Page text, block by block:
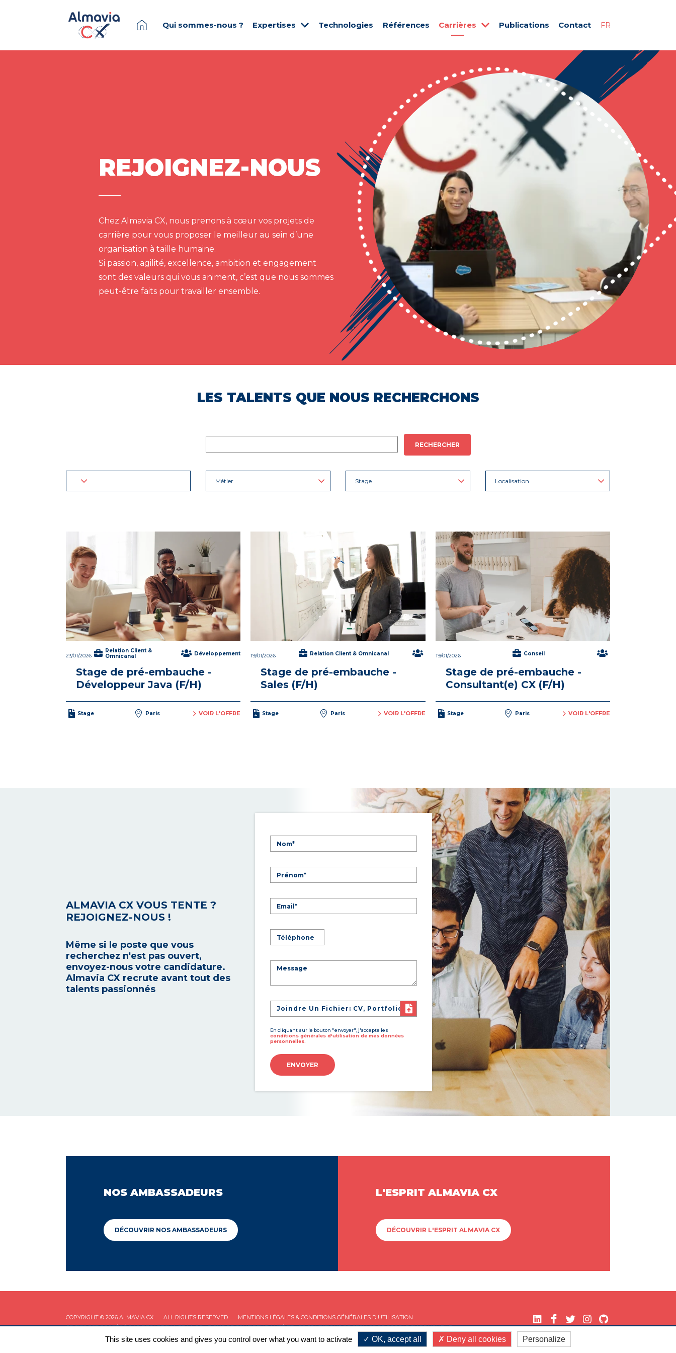
Qui sommes-nous ? Expertises Technologies Références Carrières Publications Contact FR
REJOIGNEZ-NOUS
Chez Almavia CX, nous prenons à cœur vos projets de
carrière pour vous proposer le meilleur au sein d’une
organisation à taille humaine.
Si passion, agilité, excellence, ambition et engagement
sont des valeurs qui vous animent, c’est que nous sommes
peut-être faits pour travailler ensemble.
LES TALENTS QUE NOUS RECHERCHONS
RECHERCHER
Métier Stage Localisation
23/01/2026
Relation Client &
Omnicanal
Développement
Stage de pré-embauche -
Développeur Java (F/H)
Stage Paris VOIR L'OFFRE
19/01/2026 Relation Client & Omnicanal
Stage de pré-embauche -
Sales (F/H)
Stage Paris VOIR L'OFFRE
19/01/2026 Conseil
Stage de pré-embauche -
Consultant(e) CX (F/H)
Stage Paris VOIR L'OFFRE
ALMAVIA CX VOUS TENTE ?
REJOIGNEZ-NOUS !
Même si le poste que vous
recherchez n'est pas ouvert,
envoyez-nous votre candidature.
Almavia CX recrute avant tout des
talents passionnés
Joindre Un Fichier: CV, Portfolio
En cliquant sur le bouton "envoyer", j'accepte les
conditions générales d'utilisation de mes données
personnelles.
ENVOYER
NOS AMBASSADEURS
DÉCOUVRIR NOS AMBASSADEURS
L'ESPRIT ALMAVIA CX
DÉCOUVRIR L'ESPRIT ALMAVIA CX
COPYRIGHT © 2026 ALMAVIA CX ALL RIGHTS RESERVED
MENTIONS LÉGALES & CONDITIONS GÉNÉRALES D'UTILISATION
CE SITE EST PROTÉGÉ PAR RECAPTCHA ET LAPOLITIQUE DE CONFIDENTIALITÉET LESCONDITIONS DE SERVICEDE GOOGLE S'APPLIQUENT.
This site uses cookies and gives you control over what you want to activate OK, accept all Deny all cookies Personalize